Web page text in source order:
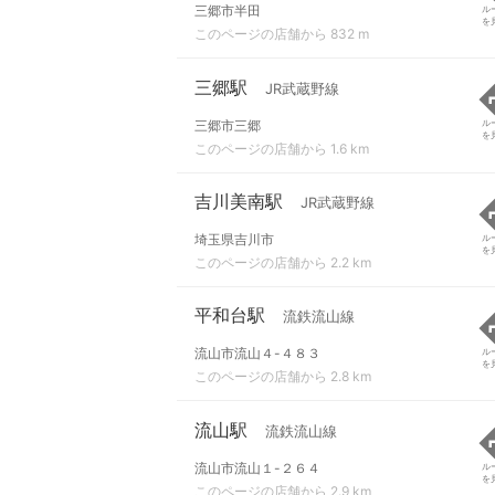
三郷市半田
このページの店舗から 832 m
ル
を
三郷駅 JR武蔵野線
三郷市三郷
このページの店舗から 1.6 km
ル
を
吉川美南駅 JR武蔵野線
埼玉県吉川市
このページの店舗から 2.2 km
ル
を
平和台駅 流鉄流山線
流山市流山４-４８３
このページの店舗から 2.8 km
ル
を
流山駅 流鉄流山線
流山市流山１-２６４
このページの店舗から 2.9 km
ル
を